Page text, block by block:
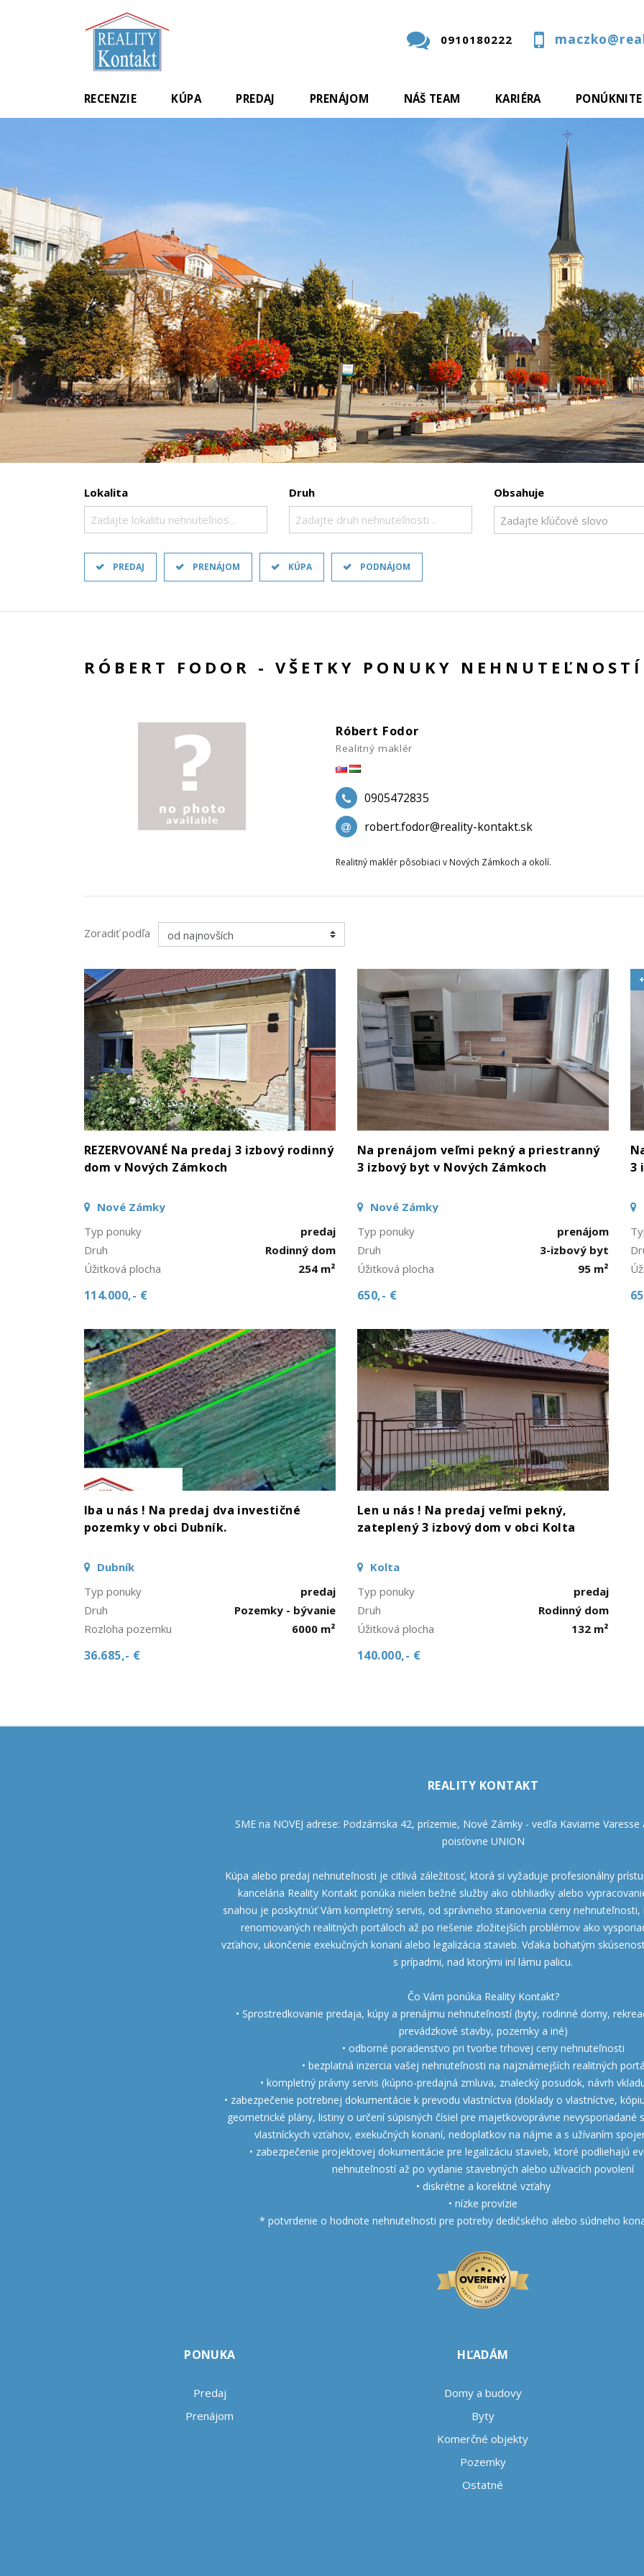
0910180222
RECENZIE KÚPA PREDAJ PRENÁJOM NÁŠ TEAM KARIÉRA
Lokalita
Zadajte lokalitu nehnuteľnosti ..
Druh
Zadajte druh nehnuteľnosti ..
Obsahuje
PREDAJ PRENÁJOM KÚPA PODNÁJOM
RÓBERT FODOR - VŠETKY PONUKY NEHNUTEĽNOSTÍ
Róbert Fodor
Realitný maklér
0905472835
robert.fodor@reality-kontakt.sk
Realitný maklér pôsobiaci v Nových Zámkoch a okolí.
Zoradiť podľa
REZERVOVANÉ Na predaj 3 izbový rodinný
dom v Nových Zámkoch
Nové Zámky
Typ ponuky
predaj
Druh
Rodinný dom
Úžitková plocha
254 m²
114.000,- €
Na prenájom veľmi pekný a priestranný
3 izbový byt v Nových Zámkoch
Nové Zámky
Typ ponuky
prenájom
Druh
3-izbový byt
Úžitková plocha
95 m²
650,- €
3
Iba u nás ! Na predaj dva investičné
pozemky v obci Dubník.
Dubník
Typ ponuky
predaj
Druh
Pozemky - bývanie
Rozloha pozemku
6000 m²
36.685,- €
Len u nás ! Na predaj veľmi pekný,
zateplený 3 izbový dom v obci Kolta
Kolta
Typ ponuky
predaj
Druh
Rodinný dom
Úžitková plocha
132 m²
140.000,- €
REALITY KONTAKT
SME na NOVEJ adrese: Podzámska 42, prízemie, Nové Zámky - vedľa Kaviarne
poisťovne UNION
Kúpa alebo predaj nehnuteľnosti je citlivá záležitosť, ktorá si vyžaduje profesionálny
kancelária Reality Kontakt ponúka nielen bežné služby ako obhliadky alebo
snahou je poskytnúť Vám kompletný servis, od správneho stanovenia ceny nehnuteľnosti,
renomovaných realitných portáloch až po riešenie zložitejších problémov ako
vzťahov, ukončenie exekučných konaní alebo legalizácia stavieb. Vďaka bohatým
s prípadmi, nad ktorými iní lámu palicu.
Čo Vám ponúka Reality Kontakt?
• Sprostredkovanie predaja, kúpy a prenájmu nehnuteľností (byty, rodinné domy,
prevádzkové stavby, pozemky a iné)
• odborné poradenstvo pri tvorbe trhovej ceny nehnuteľnosti
• bezplatná inzercia vašej nehnuteľnosti na najznámejších realitných
• kompletný právny servis (kúpno-predajná zmluva, znalecký posudok, návrh
• zabezpečenie potrebnej dokumentácie k prevodu vlastníctva (doklady o vlastníctve,
geometrické plány, listiny o určení súpisných čísiel pre majetkovoprávne nevysporiadané
vlastníckych vzťahov, exekučných konaní, nedoplatkov na nájme a s užívaním
• zabezpečenie projektovej dokumentácie pre legalizáciu stavieb, ktoré podliehajú
nehnuteľností až po vydanie stavebných alebo užívacích povolení
• diskrétne a korektné vzťahy
• nízke provízie
* potvrdenie o hodnote nehnuteľnosti pre potreby dedičského alebo súdneho
PONUKA
Predaj
Prenájom
HĽADÁM
Domy a budovy
Byty
Komerčné objekty
Pozemky
Ostatné